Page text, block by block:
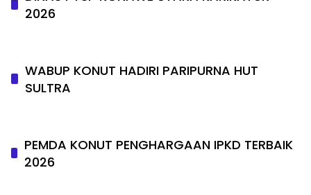
2026
WABUP KONUT HADIRI PARIPURNA HUT
SULTRA
PEMDA KONUT PENGHARGAAN IPKD TERBAIK
2026